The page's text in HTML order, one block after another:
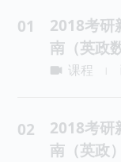
01
2018考研
南（英政数
课程
02
2018考研
南（英政）